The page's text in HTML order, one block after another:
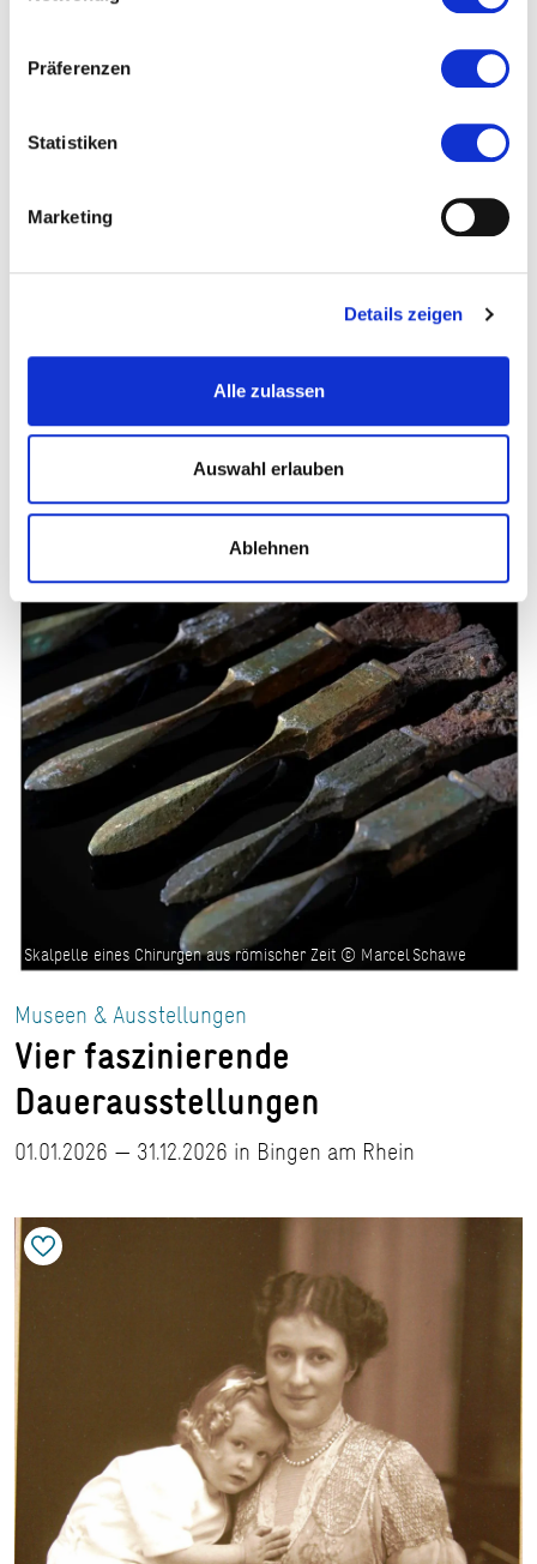
Präferenzen
Statistiken
Marketing
Details zeigen
Alle zulassen
Auswahl erlauben
Ablehnen
Stadtgeschichte von Bingen – ein
Brückenschlag durch zwei
Jahrtausende
13.09.2026, 11:00 Uhr — 12:00 Uhr in Bingen am Rhein
Skalpelle eines Chirurgen aus römischer Zeit © Marcel Schawe
Museen & Ausstellungen
Vier faszinierende
Dauerausstellungen
01.01.2026 — 31.12.2026 in Bingen am Rhein